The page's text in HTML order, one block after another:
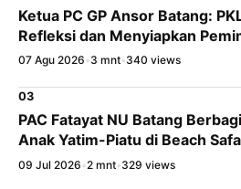
Ketua PC GP Ansor Batang:
Refleksi dan Menyiapkan
07 Agu 2026 •3 mnt•340 views
03
PAC Fatayat NU Batang
Anak Yatim-Piatu di Beach
09 Jul 2026 •2 mnt•329 views
WhatsApp
X / Twitter
Facebook
LinkedIn
Salin Tautan Artikel